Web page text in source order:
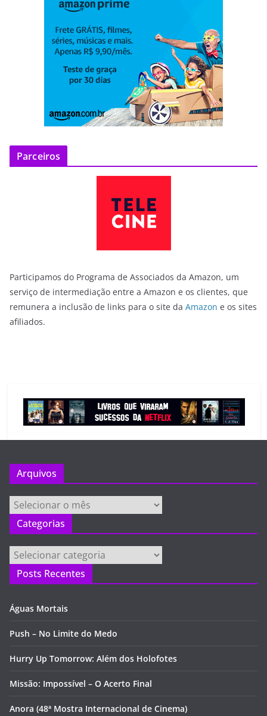
Parceiros
Participamos do Programa de Associados da Amazon, um
serviço de intermediação entre a Amazon e os clientes, que
remunera a inclusão de links para o site da Amazon e os sites
afiliados.
Arquivos
Arquivos
Categorias
Categorias
Posts Recentes
Águas Mortais
Push – No Limite do Medo
Hurry Up Tomorrow: Além dos Holofotes
Missão: Impossível – O Acerto Final
Anora (48ª Mostra Internacional de Cinema)